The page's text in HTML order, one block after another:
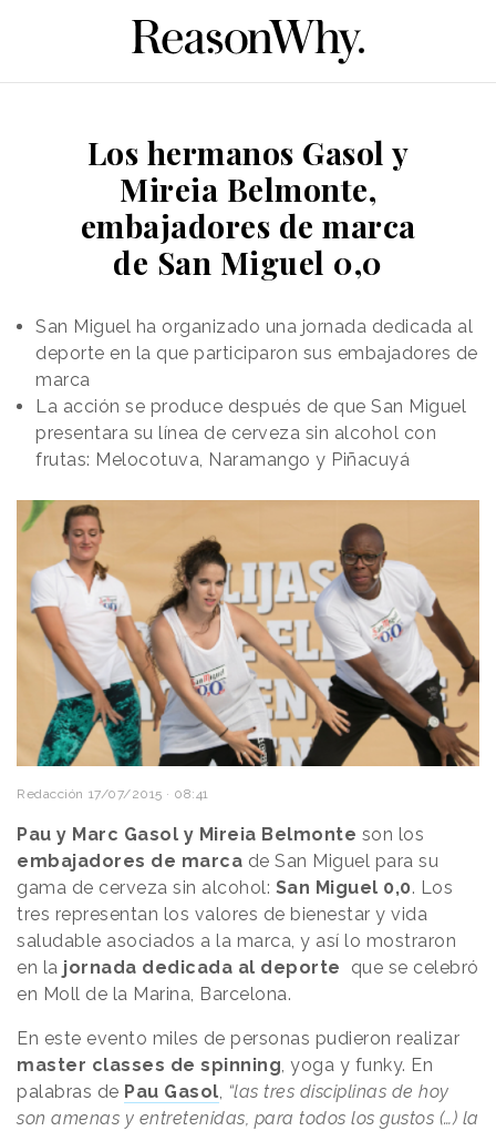
Los hermanos Gasol y
Mireia Belmonte,
embajadores de marca
de San Miguel 0,0
San Miguel ha organizado una jornada dedicada al
deporte en la que participaron sus embajadores de
marca
La acción se produce después de que San Miguel
presentara su línea de cerveza sin alcohol con
frutas: Melocotuva, Naramango y Piñacuyá
Redacción 17/07/2015 · 08:41
Pau y Marc Gasol y Mireia Belmonte son los
embajadores de marca de San Miguel para su
gama de cerveza sin alcohol: San Miguel 0,0. Los
tres representan los valores de bienestar y vida
saludable asociados a la marca, y así lo mostraron
en la jornada dedicada al deporte que se celebró
en Moll de la Marina, Barcelona.
En este evento miles de personas pudieron realizar
master classes de spinning, yoga y funky. En
palabras de Pau Gasol, “las tres disciplinas de hoy
son amenas y entretenidas, para todos los gustos (…) la